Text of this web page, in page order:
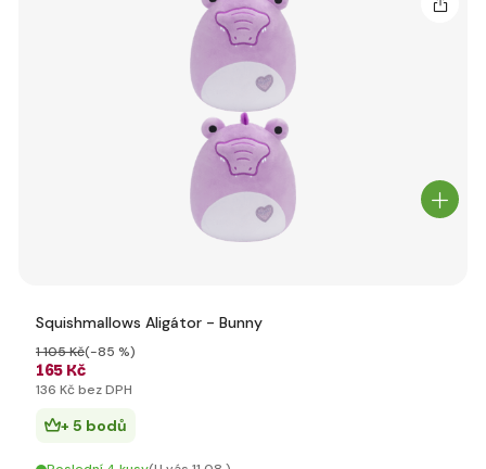
Squishmallows Aligátor - Bunny
165 Kč
1 105 Kč(-85 %)
136 Kč bez DPH
+ 5 bodů